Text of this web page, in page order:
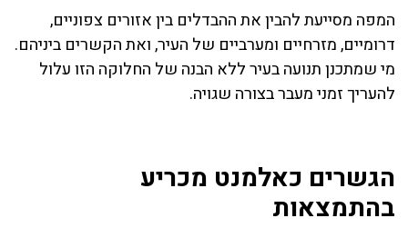
המפה מסייעת להבין את ההבדלים בין אזורים צפוניים,
דרומיים, מזרחיים ומערביים של העיר, ואת הקשרים ביניהם.
מי שמתכנן תנועה בעיר ללא הבנה של החלוקה הזו עלול
להעריך זמני מעבר בצורה שגויה.
הגשרים כאלמנט מכריע
בהתמצאות